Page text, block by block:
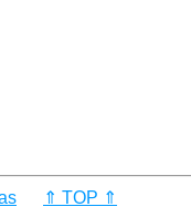
⇑ TOP ⇑